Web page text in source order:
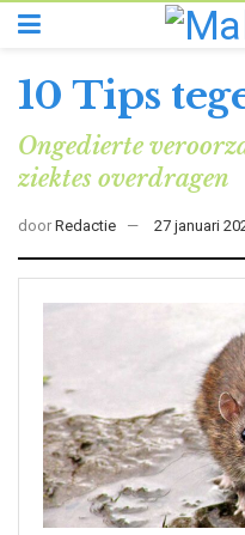
10 Tips
Ongedierte
ziektes overdragen
door Redactie 27 januari